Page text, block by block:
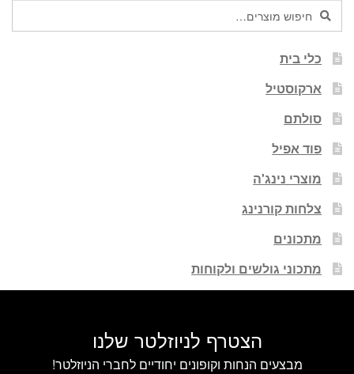
חיפוש
עבור:
חיפוש
כלי בית
ארקוסטיל
סולתם
פוד אפיל
מוצרי נינג'ה
צלחות קורנינג
מתכונים
מתכוני גולשים ולקוחות
הצטרף לניוזלטר שלנו
מבצעים הנחות וקופונים יחודיים לחברי הניוזלטר!